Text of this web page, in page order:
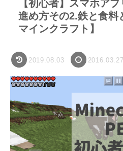
【初心者】スマホア
進め方その2.鉄と食
マインクラフト】
2019.08.03 2016.03.27